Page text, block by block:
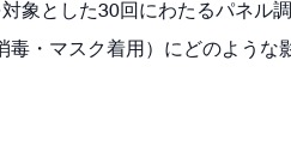
象とした30回にわたるパネル
・マスク着用）にどのような